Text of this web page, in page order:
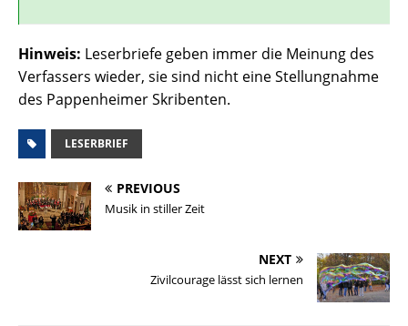
Hinweis: Leserbriefe geben immer die Meinung des
Verfassers wieder, sie sind nicht eine Stellungnahme
des Pappenheimer Skribenten.
LESERBRIEF
PREVIOUS
Musik in stiller Zeit
NEXT
Zivilcourage lässt sich lernen